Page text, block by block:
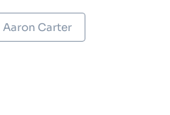
Aaron Carter